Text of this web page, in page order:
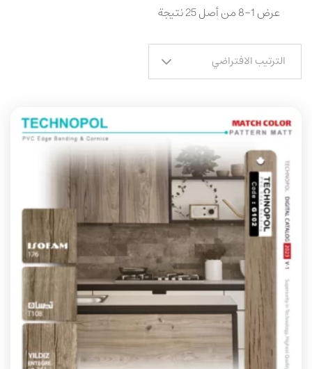
عرض 1–8 من أصل 25 نتيجة
الترتيب الافتراضي